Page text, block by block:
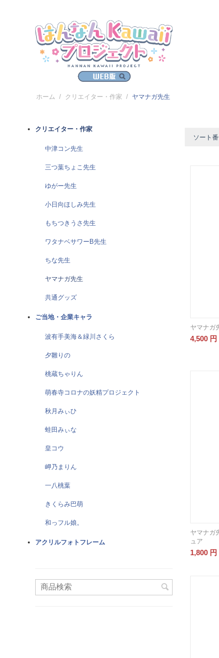
ホーム / クリエイター・作家 / ヤマナガ先生
クリエイター・作家
中津コン先生
三つ葉ちょこ先生
ゆがー先生
小日向ほしみ先生
もちつきうさ先生
ワタナベサワーB先生
ちな先生
ヤマナガ先生
共通グッズ
ご当地・企業キャラ
波有手美海＆緑川さくら
夕雛りの
桃蔵ちゃりん
萌春寺コロナの妖精プロジェクト
秋月みぃひ
蛙田みぃな
皇コウ
岬乃まりん
一八桃葉
きくらみ巴萌
和っフル娘。
アクリルフォトフレーム
ソート
ヤマナガ
4,500 円
ヤマナ
ュア
1,800 円